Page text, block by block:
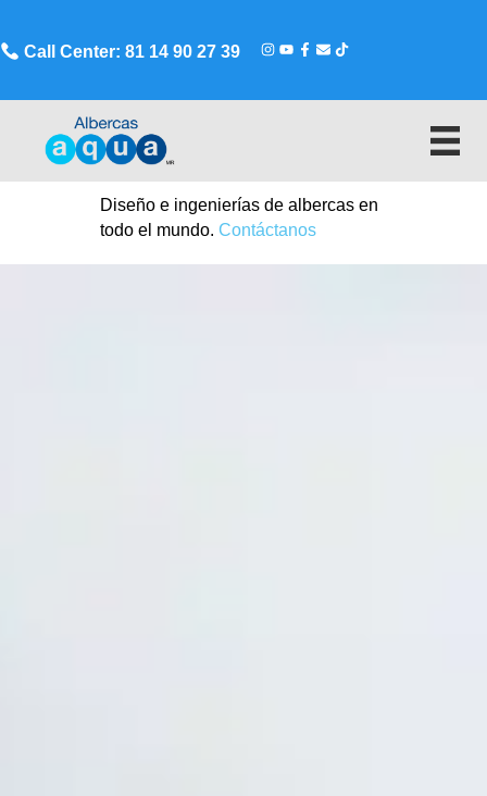
Call Center: 81 14 90 27 39
Diseño e ingenierías de albercas en
todo el mundo. Contáctanos